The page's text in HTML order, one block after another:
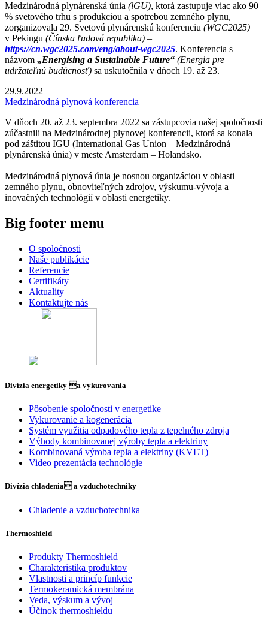
Medzinárodná plynárenská únia (lGU), ktorá zastupuje viac ako 90
% svetového trhu s produkciou a spotrebou zemného plynu,
zorganizovala 29. Svetovú plynárenskú konferenciu (WGC2025)
v Pekingu (Čínska ľudová republika) –
https://cn.wgc2025.com/eng/about-wgc2025. Konferencia s
názvom „Energising a Sustainable Future“ (Energia pre
udržateľnú budúcnosť) sa uskutočnila v dňoch 19. až 23.
29.9.2022
Medzinárodná plynová konferencia
V dňoch 20. až 23. septembra 2022 sa zástupcovia našej spoločnosti
zúčastnili na Medzinárodnej plynovej konferencii, ktorá sa konala
pod záštitou IGU (International Gas Union – Medzinárodná
plynárenská únia) v meste Amsterdam – Holandsko.
Medzinárodná plynová únia je nosnou organizáciou v oblasti
zemného plynu, obnoviteľných zdrojov, výskumu-vývoja a
inovačných technológií v oblasti energetiky.
Big footer menu
O spoločnosti
Naše publikácie
Referencie
Certifikáty
Aktuality
Kontaktujte nás
Divízia energetiky a vykurovania
Pôsobenie spoločnosti v energetike
Vykurovanie a kogenerácia
Systém využitia odpadového tepla z tepelného zdroja
Výhody kombinovanej výroby tepla a elektriny
Kombinovaná výroba tepla a elektriny (KVET)
Video prezentácia technológie
Divízia chladenia a vzduchotechniky
Chladenie a vzduchotechnika
Thermoshield
Produkty Thermoshield
Charakteristika produktov
Vlastnosti a princíp funkcie
Termokeramická membrána
Veda, výskum a vývoj
Účinok thermoshieldu